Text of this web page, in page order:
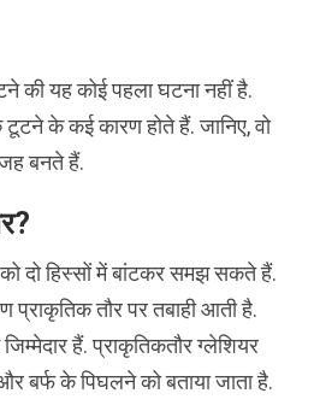
की यह कोई पहला घटना नहीं है.
टूटने के कई कारण होते हैं. जानिए, वो
बनते हैं.
दो हिस्सों में बांटकर समझ सकते हैं.
प्राकृतिक तौर पर तबाही आती है.
हैं. प्राकृतिकतौर ग्लेशियर
बर्फ के पिघलने को बताया जाता है.